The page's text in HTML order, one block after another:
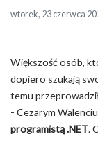
wtorek, 23 czerwca
Większość osób,
dopiero szukają
temu
- Cezarym
programistą .NET.